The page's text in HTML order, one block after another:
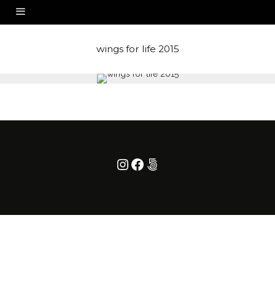
wings for life 2015
Instagram
Facebook
500px